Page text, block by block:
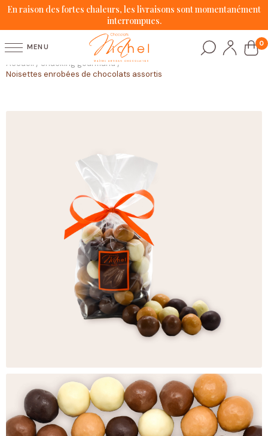
En raison des fortes chaleurs, les livraisons sont momentanément
interrompues.
MENU 0
Accueil / Snacking gourmand/
Noisettes enrobées de chocolats assortis